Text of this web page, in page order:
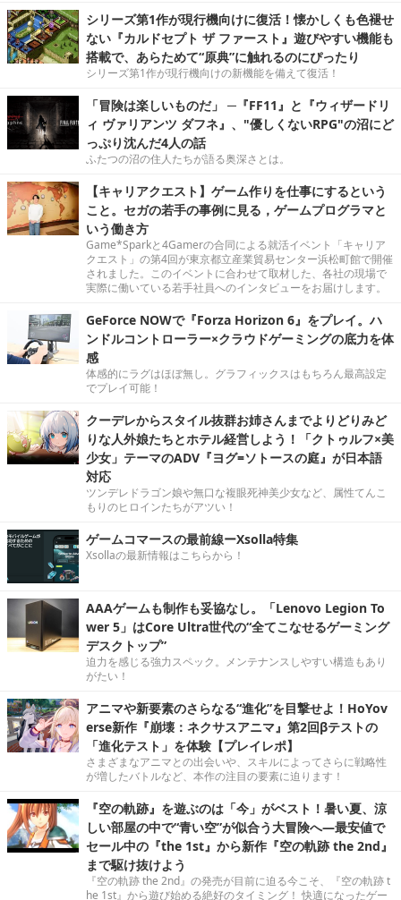
シリーズ第1作が現行機向けに復活！懐かしくも色褪せ
ない『カルドセプト ザ ファースト』遊びやすい機能も
搭載で、あらためて“原典”に触れるのにぴったり
シリーズ第1作が現行機向けの新機能を備えて復活！
「冒険は楽しいものだ」 ─『FF11』と『ウィザードリ
ィ ヴァリアンツ ダフネ』、"優しくないRPG"の沼にど
っぷり沈んだ4人の話
ふたつの沼の住人たちが語る奥深さとは。
【キャリアクエスト】ゲーム作りを仕事にするという
こと。セガの若手の事例に見る，ゲームプログラマと
いう働き方
Game*Sparkと4Gamerの合同による就活イベント「キャリア
クエスト」の第4回が東京都立産業貿易センター浜松町館で開催
されました。このイベントに合わせて取材した、各社の現場で
実際に働いている若手社員へのインタビューをお届けします。
GeForce NOWで『Forza Horizon 6』をプレイ。ハ
ンドルコントローラー×クラウドゲーミングの底力を体
感
体感的にラグはほぼ無し。グラフィックスはもちろん最高設定
でプレイ可能！
クーデレからスタイル抜群お姉さんまでよりどりみど
りな人外娘たちとホテル経営しよう！「クトゥルフ×美
少女」テーマのADV『ヨグ=ソトースの庭』が日本語
対応
ツンデレドラゴン娘や無口な複眼死神美少女など、属性てんこ
もりのヒロインたちがアツい！
ゲームコマースの最前線ーXsolla特集
Xsollaの最新情報はこちらから！
AAAゲームも制作も妥協なし。「Lenovo Legion To
wer 5」はCore Ultra世代の“全てこなせるゲーミング
デスクトップ”
迫力を感じる強力スペック。メンテナンスしやすい構造もあり
がたい！
アニマや新要素のさらなる“進化”を目撃せよ！HoYov
erse新作『崩壊：ネクサスアニマ』第2回βテストの
「進化テスト」を体験【プレイレポ】
さまざまなアニマとの出会いや、スキルによってさらに戦略性
が増したバトルなど、本作の注目の要素に迫ります！
『空の軌跡』を遊ぶのは「今」がベスト！暑い夏、涼
しい部屋の中で“青い空”が似合う大冒険へ―最安値で
セール中の『the 1st』から新作『空の軌跡 the 2nd』
まで駆け抜けよう
『空の軌跡 the 2nd』の発売が目前に迫る今こそ、『空の軌跡 t
he 1st』から遊び始める絶好のタイミング！ 快適になったゲー